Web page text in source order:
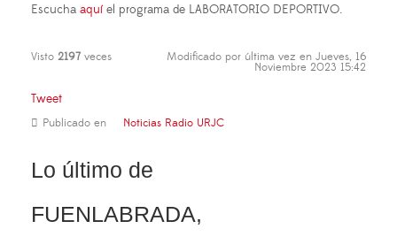
Escucha aquíel programa de LABORATORIO DEPORTIVO.
Visto 2197 veces Modificado por última vez en Jueves, 16
Noviembre 2023 15:42
Tweet
Publicado en Noticias Radio URJC
Lo último de
FUENLABRADA,